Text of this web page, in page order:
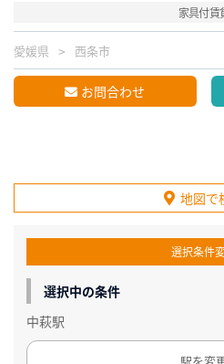
家具付賃
愛媛県 西条市
お問合わせ
地図で
選択条件
選択中の条件
中萩駅